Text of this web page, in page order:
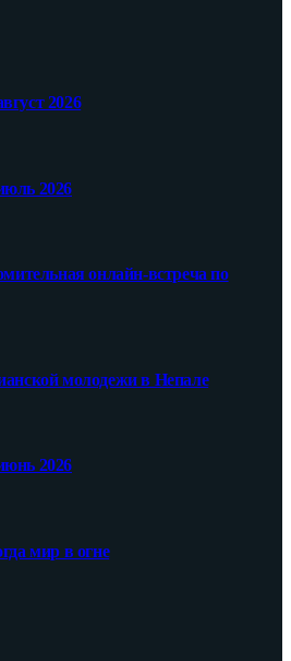
2026
2026
онлайн-встреча по
молодежи в Непале
2026
мир в огне